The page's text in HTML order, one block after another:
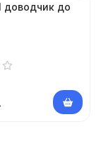
доводчик до